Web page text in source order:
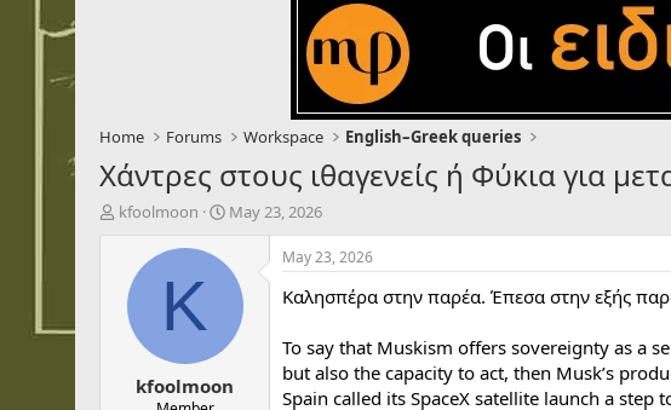
Home Forums Workspace English–Greek queries
Χάντρες στους ιθαγενείς ή Φύκια για
T
kfoolmoon
S
r
a
e
May 23, 2026
K
kfoolmoon
May 23, 2026
Καλησπέρα στην παρέα. Έπεσα στην εξής
To say that Muskism offers sovereignty as a
but also the capacity to act, then Musk’s
Spain called its SpaceX satellite launch a